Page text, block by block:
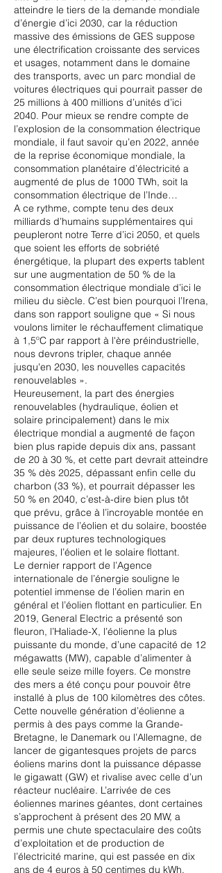
atteindre le tiers de la demande mondiale
d’énergie d’ici 2030, car la réduction
massive des émissions de GES suppose
une électrification croissante des services
et usages, notamment dans le domaine
des transports, avec un parc mondial de
voitures électriques qui pourrait passer de
25 millions à 400 millions d’unités d’ici
2040. Pour mieux se rendre compte de
l’explosion de la consommation électrique
mondiale, il faut savoir qu’en 2022, année
de la reprise économique mondiale, la
consommation planétaire d’électricité a
augmenté de plus de 1000 TWh, soit la
consommation électrique de l’Inde…
A ce rythme, compte tenu des deux
milliards d’humains supplémentaires qui
peupleront notre Terre d’ici 2050, et quels
que soient les efforts de sobriété
énergétique, la plupart des experts tablent
sur une augmentation de 50 % de la
consommation électrique mondiale d’ici le
milieu du siècle. C’est bien pourquoi l’Irena,
dans son rapport souligne que « Si nous
voulons limiter le réchauffement climatique
à 1,5ºC par rapport à l'ère préindustrielle,
nous devrons tripler, chaque année
jusqu'en 2030, les nouvelles capacités
renouvelables ».
Heureusement, la part des énergies
renouvelables (hydraulique, éolien et
solaire principalement) dans le mix
électrique mondial a augmenté de façon
bien plus rapide depuis dix ans, passant
de 20 à 30 %, et cette part devrait atteindre
35 % dès 2025, dépassant enfin celle du
charbon (33 %), et pourrait dépasser les
50 % en 2040, c’est-à-dire bien plus tôt
que prévu, grâce à l’incroyable montée en
puissance de l’éolien et du solaire, boostée
par deux ruptures technologiques
majeures, l’éolien et le solaire flottant.
Le dernier rapport de l’Agence
internationale de l’énergie souligne le
potentiel immense de l’éolien marin en
général et l’éolien flottant en particulier. En
2019, General Electric a présenté son
fleuron, l’Haliade-X, l’éolienne la plus
puissante du monde, d’une capacité de 12
mégawatts (MW), capable d’alimenter à
elle seule seize mille foyers. Ce monstre
des mers a été conçu pour pouvoir être
installé à plus de 100 kilomètres des côtes.
Cette nouvelle génération d’éolienne a
permis à des pays comme la Grande-
Bretagne, le Danemark ou l’Allemagne, de
lancer de gigantesques projets de parcs
éoliens marins dont la puissance dépasse
le gigawatt (GW) et rivalise avec celle d’un
réacteur nucléaire. L’arrivée de ces
éoliennes marines géantes, dont certaines
s’approchent à présent des 20 MW, a
permis une chute spectaculaire des coûts
d’exploitation et de production de
l’électricité marine, qui est passée en dix
ans de 4 euros à 50 centimes du kWh.